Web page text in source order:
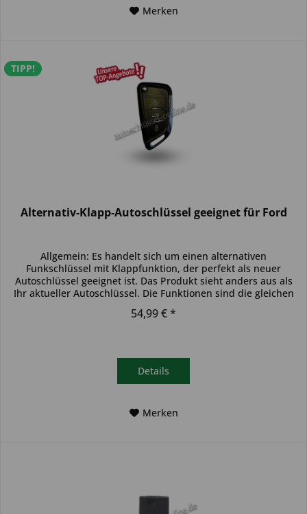
Merken
TIPP!
Alternativ-Klapp-Autoschlüssel geeignet für Ford
Allgemein: Es handelt sich um einen alternativen
Funkschlüssel mit Klappfunktion, der perfekt als neuer
Autoschlüssel geeignet ist. Das Produkt sieht anders aus als
Ihr aktueller Autoschlüssel. Die Funktionen sind die gleichen
54,99 € *
Details
Merken